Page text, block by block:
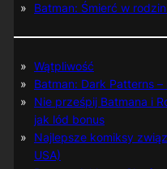
Batman: Śmierć w
Wątpliwość
Batman: Dark Patterns –
Nie prześpij Batmana i
jak lód bonus
Najlepsze komiksy
USA)